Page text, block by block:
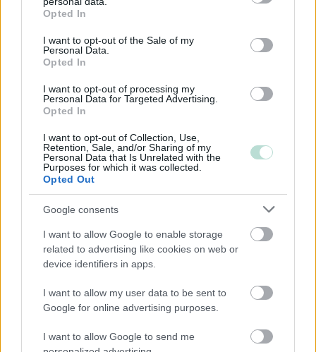
grant or deny consent to Google and its third-party tags to
use your data for below specified purposes in below Google
consent section.
Opted In
I want to opt-out of the Sale of my
Personal Data.
Opted In
I want to opt-out of processing my
Personal Data for Targeted Advertising.
Opted In
I want to opt-out of Collection, Use,
Retention, Sale, and/or Sharing of my
Personal Data that Is Unrelated with the
Purposes for which it was collected.
Opted Out
Google consents
I want to allow Google to enable storage
related to advertising like cookies on web or
device identifiers in apps.
I want to allow my user data to be sent to
Google for online advertising purposes.
I want to allow Google to send me
Julkinen osakeyhtiö
Osuuskunta
Kommandiittiyhtiö
Toiminimi
Toimiala
Informaatio ja viestintä
Kuljetusliike­toiminta
Maa-, metsä- ja kalatalous
Majoitus- ja ravitsemistoiminta
Rakentaminen
Terveys- ja sosiaalipalvelut